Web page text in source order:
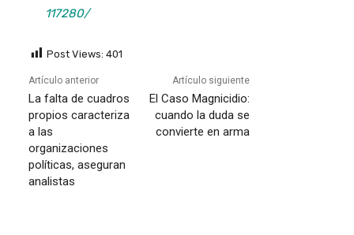
117280/
Post Views: 401
Artículo anterior
La falta de cuadros
propios caracteriza
a las
organizaciones
políticas, aseguran
analistas
Artículo siguiente
El Caso Magnicidio:
cuando la duda se
convierte en arma